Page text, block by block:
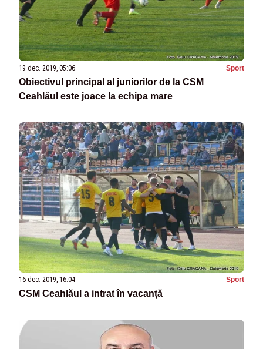
19 dec. 2019, 05:06 Sport
Obiectivul principal al juniorilor de la CSM
Ceahlăul este joace la echipa mare
16 dec. 2019, 16:04 Sport
CSM Ceahlăul a intrat în vacanță